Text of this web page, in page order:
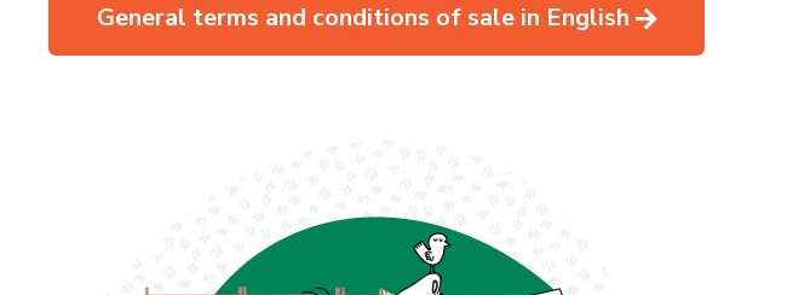
General terms and conditions of sale in English